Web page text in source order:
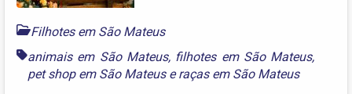
Filhotes em São Mateus
animais em São Mateus, filhotes em São Mateus,
pet shop em São Mateuseraças em São Mateus